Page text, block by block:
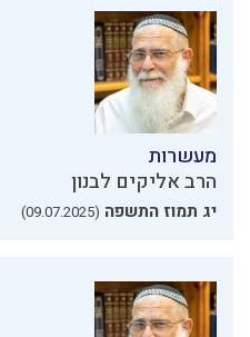
מעשרות
הרב אליקים לבנון
יג תמוז התשפה (09.07.2025)